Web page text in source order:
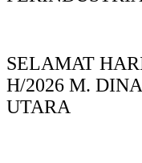
SELAMAT
H/2026 M.
UTARA